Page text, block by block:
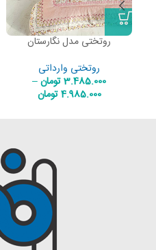
روتختی مدل نگارستان
روتختی وارداتی
3.485.000تومان–
4.985.000تومان